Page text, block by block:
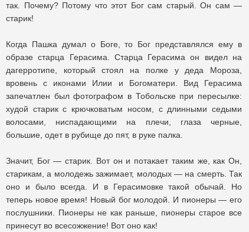
так. Почему? Потому что этот Бог сам старый. Он сам —
старик!
Когда Пашка думал о Боге, то Бог представлялся ему в
образе старца Герасима. Старца Герасима он видел на
дагерротипе, который стоял на полке у деда Мороза,
вровень с иконами Илии и Богоматери. Вид Герасима
запечатлен был фотографом в Тобольске при пересылке:
худой старик с крючковатым носом, с длинными седыми
волосами, ниспадающими на плечи, глаза черные,
большие, одет в рубище до пят, в руке палка.
Значит, Бог — старик. Вот он и потакает таким же, как Он,
старикам, а молодежь зажимает, молодых — на смерть. Так
оно и было всегда. И в Герасимовке такой обычай. Но
теперь новое время! Новый бог молодой. И пионеры — его
послушники. Пионеры не как раньше, пионеры старое все
принесут во всесожжение! Вот оно как!